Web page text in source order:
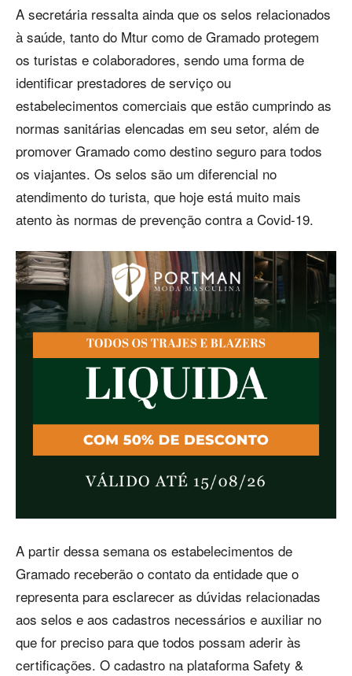
A secretária ressalta ainda que os selos relacionados
à saúde, tanto do Mtur como de Gramado protegem
os turistas e colaboradores, sendo uma forma de
identificar prestadores de serviço ou
estabelecimentos comerciais que estão cumprindo as
normas sanitárias elencadas em seu setor, além de
promover Gramado como destino seguro para todos
os viajantes. Os selos são um diferencial no
atendimento do turista, que hoje está muito mais
atento às normas de prevenção contra a Covid-19.
A partir dessa semana os estabelecimentos de
Gramado receberão o contato da entidade que o
representa para esclarecer as dúvidas relacionadas
aos selos e aos cadastros necessários e auxiliar no
que for preciso para que todos possam aderir às
certificações. O cadastro na plataforma Safety &